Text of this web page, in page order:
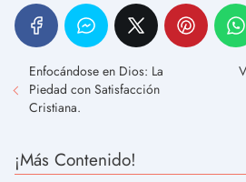
Enfocándose en Dios: La
Piedad con Satisfacción
Cristiana.
¡Más Contenido!